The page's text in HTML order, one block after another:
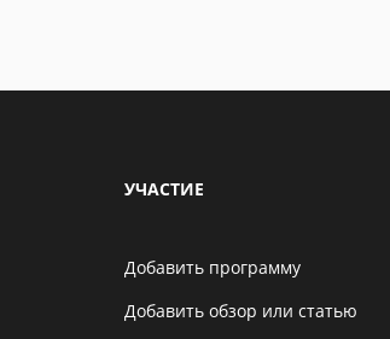
УЧАСТИЕ
Добавить программу
Добавить обзор или статью